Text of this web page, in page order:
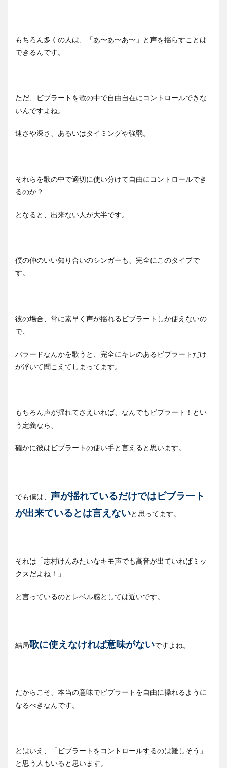
もちろん多くの人は、「あ〜あ〜あ〜」と声を揺らすことは
できるんです。
ただ、ビブラートを歌の中で自由自在にコントロールできな
いんですよね。
速さや深さ、あるいはタイミングや強弱。
それらを歌の中で適切に使い分けて自由にコントロールでき
るのか？
となると、出来ない人が大半です。
僕の仲のいい知り合いのシンガーも、完全にこのタイプで
す。
彼の場合、常に素早く声が揺れるビブラートしか使えないの
で、
バラードなんかを歌うと、完全にキレのあるビブラートだけ
が浮いて聞こえてしまってます。
もちろん声が揺れてさえいれば、なんでもビブラート！とい
う定義なら、
確かに彼はビブラートの使い手と言えると思います。
でも僕は、 声が揺れているだけではビブラート
が出来ているとは言えないと思ってます。
それは「志村けんみたいなキモ声でも高音が出ていればミッ
クスだよね！」
と言っているのとレベル感としては近いです。
結局歌に使えなければ意味がないですよね。
だからこそ、本当の意味でビブラートを自由に操れるように
なるべきなんです。
とはいえ、「ビブラートをコントロールするのは難しそう」
と思う人もいると思います。